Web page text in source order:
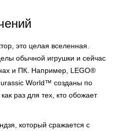
это целая вселенная.
обычной игрушки и сейчас
и ПК. Например, LEGO®
World™ созданы по
раз для тех, кто обожает
который сражается с